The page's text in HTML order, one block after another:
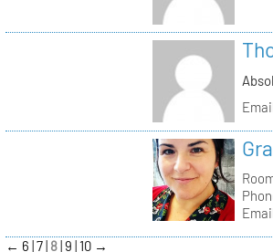
Email
Email
← 6 7 8 9 10 →